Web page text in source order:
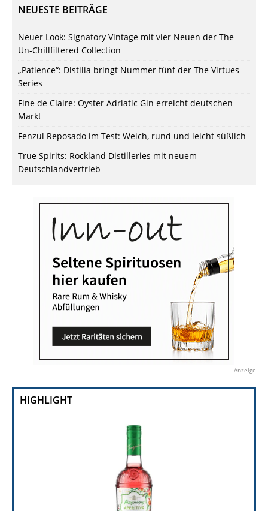
NEUESTE BEITRÄGE
Neuer Look: Signatory Vintage mit vier Neuen der The
Un-Chillfiltered Collection
„Patience“: Distilia bringt Nummer fünf der The Virtues
Series
Fine de Claire: Oyster Adriatic Gin erreicht deutschen
Markt
Fenzul Reposado im Test: Weich, rund und leicht süßlich
True Spirits: Rockland Distilleries mit neuem
Deutschlandvertrieb
Anzeige
HIGHLIGHT